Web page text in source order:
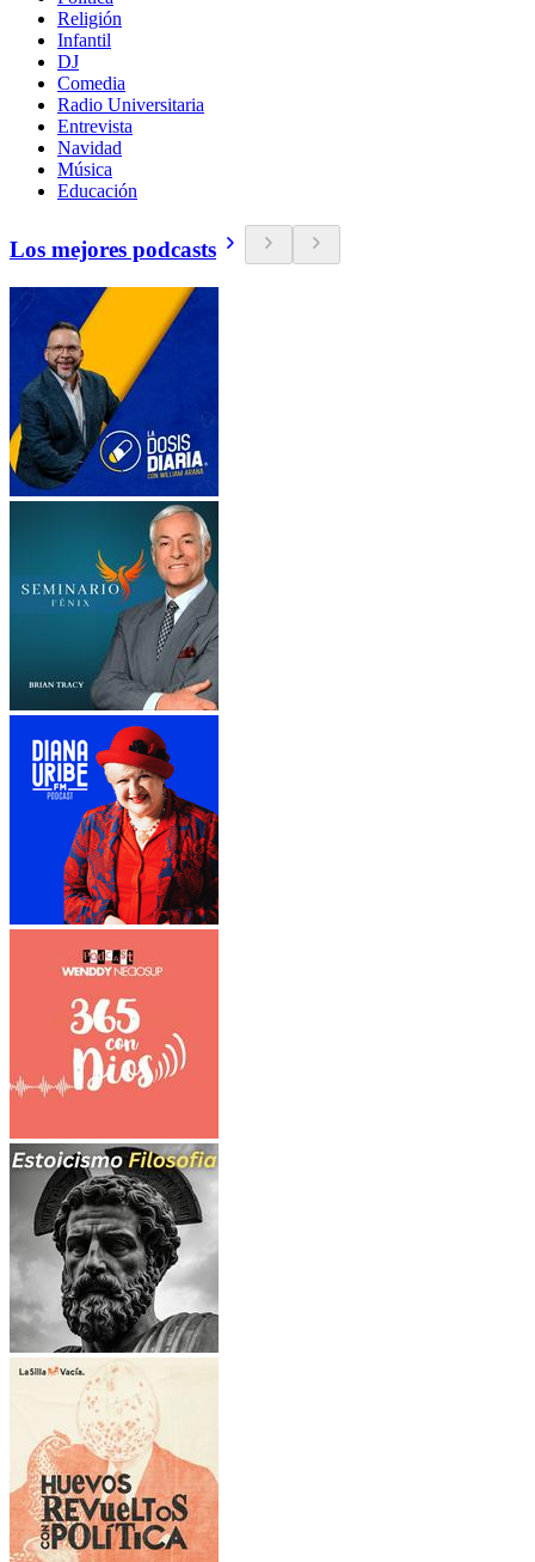
Religión
Infantil
DJ
Comedia
Radio Universitaria
Entrevista
Navidad
Música
Educación
Los mejores podcasts